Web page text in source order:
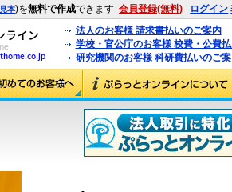
見本)を無料で作成できます 会員登録(無料) ログイン
法人のお客様 請求書払いのご案内
学校・官公庁のお客様 校費・公費
研究機関のお客様 科研費払いのご